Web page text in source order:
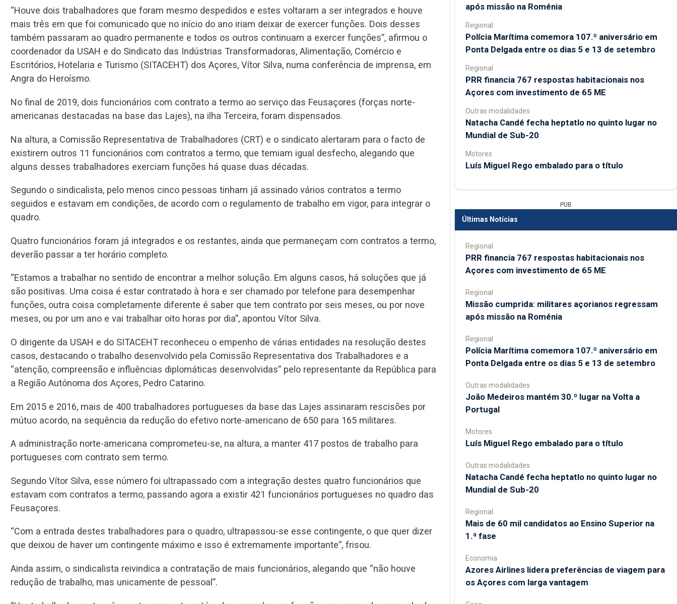
“Houve dois trabalhadores que foram mesmo despedidos e estes voltaram a ser integrados e houve
mais três em que foi comunicado que no início do ano iriam deixar de exercer funções. Dois desses
também passaram ao quadro permanente e todos os outros continuam a exercer funções”, afirmou o
coordenador da USAH e do Sindicato das Indústrias Transformadoras, Alimentação, Comércio e
Escritórios, Hotelaria e Turismo (SITACEHT) dos Açores, Vítor Silva, numa conferência de imprensa, em
Angra do Heroísmo.
No final de 2019, dois funcionários com contrato a termo ao serviço das Feusaçores (forças norte-
americanas destacadas na base das Lajes), na ilha Terceira, foram dispensados.
Na altura, a Comissão Representativa de Trabalhadores (CRT) e o sindicato alertaram para o facto de
existirem outros 11 funcionários com contratos a termo, que temiam igual desfecho, alegando que
alguns desses trabalhadores exerciam funções há quase duas décadas.
Segundo o sindicalista, pelo menos cinco pessoas tinham já assinado vários contratos a termo
seguidos e estavam em condições, de acordo com o regulamento de trabalho em vigor, para integrar o
quadro.
Quatro funcionários foram já integrados e os restantes, ainda que permaneçam com contratos a termo,
deverão passar a ter horário completo.
“Estamos a trabalhar no sentido de encontrar a melhor solução. Em alguns casos, há soluções que já
são positivas. Uma coisa é estar contratado à hora e ser chamado por telefone para desempenhar
funções, outra coisa completamente diferente é saber que tem contrato por seis meses, ou por nove
meses, ou por um ano e vai trabalhar oito horas por dia”, apontou Vítor Silva.
O dirigente da USAH e do SITACEHT reconheceu o empenho de várias entidades na resolução destes
casos, destacando o trabalho desenvolvido pela Comissão Representativa dos Trabalhadores e a
“atenção, compreensão e influências diplomáticas desenvolvidas” pelo representante da República para
a Região Autónoma dos Açores, Pedro Catarino.
Em 2015 e 2016, mais de 400 trabalhadores portugueses da base das Lajes assinaram rescisões por
mútuo acordo, na sequência da redução do efetivo norte-americano de 650 para 165 militares.
A administração norte-americana comprometeu-se, na altura, a manter 417 postos de trabalho para
portugueses com contrato sem termo.
Segundo Vítor Silva, esse número foi ultrapassado com a integração destes quatro funcionários que
estavam com contratos a termo, passando agora a existir 421 funcionários portugueses no quadro das
Feusaçores.
“Com a entrada destes trabalhadores para o quadro, ultrapassou-se esse contingente, o que quer dizer
que deixou de haver um contingente máximo e isso é extremamente importante”, frisou.
Ainda assim, o sindicalista reivindica a contratação de mais funcionários, alegando que “não houve
redução de trabalho, mas unicamente de pessoal”.
após missão na Roménia
Regional
Polícia Marítima comemora 107.º aniversário em
Ponta Delgada entre os dias 5 e 13 de setembro
Regional
PRR financia 767 respostas habitacionais nos
Açores com investimento de 65 ME
Outras modalidades
Natacha Candé fecha heptatlo no quinto lugar no
Mundial de Sub-20
Motores
Luís Miguel Rego embalado para o título
PUB
Últimas Notícias
Regional
PRR financia 767 respostas habitacionais nos
Açores com investimento de 65 ME
Regional
Missão cumprida: militares açorianos regressam
após missão na Roménia
Regional
Polícia Marítima comemora 107.º aniversário em
Ponta Delgada entre os dias 5 e 13 de setembro
Outras modalidades
João Medeiros mantém 30.º lugar na Volta a
Portugal
Motores
Luís Miguel Rego embalado para o título
Outras modalidades
Natacha Candé fecha heptatlo no quinto lugar no
Mundial de Sub-20
Regional
Mais de 60 mil candidatos ao Ensino Superior na
1.ª fase
Economia
Azores Airlines lidera preferências de viagem para
os Açores com larga vantagem